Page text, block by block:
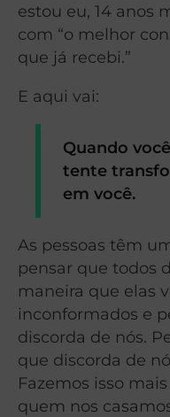
estou eu, 14 anos
com “o melhor
que já recebi.”
E aqui vai:
Quando
tente
em você.
As pessoas têm
pensar que todos
maneira que elas
inconformados e
discorda de nós.
que discorda de
Fazemos isso
quem nos